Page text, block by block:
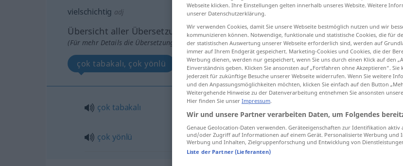
vielschichtig adj
Übersicht aller Übersetzungen
(Für mehr Details die Übersetzung anklicken/antippen)
çok tabakalı, çok yönlü
çok tabakalı
çok yönlü vielschichtig FIG
Webseite klicken. Ihre Einstellungen gelten innerhalb unseres Website. Weitere
unserer Datenschutzerklärung.
Wir verwenden Cookies, damit Sie unsere Webseite bestmöglich nutzen und wir
kommunizieren können. Notwendige, funktionale und statistische Cookies, die für
der statistischen Auswertung unserer Webseite erforderlich sind, werden auf
immer auf Ihrem Endgerät gespeichert. Marketing-Cookies und Cookies, die der
Werbung dienen, werden nur gespeichert, wenn Sie uns durch einen Klick auf den
Einverständnis geben. Klicken Sie ansonsten auf „Fortfahren ohne Akzeptieren“.
jederzeit für zukünftige Besuche unserer Webseite widerrufen. Wenn Sie weitere
und den Anpassungsmöglichkeiten möchten, klicken Sie einfach auf den Button
Weitergehende Hinweise zu der Datenverarbeitung entnehmen Sie ansonsten
Hier finden Sie unser Impressum.
Wir und unsere Partner verarbeiten Daten, um Folgendes
Genaue Geolocation-Daten verwenden. Geräteeigenschaften zur Identifikation aktiv
und/oder Zugriff auf Informationen auf einem Gerät. Personalisierte Werbung und
Werbung und Inhalten, Zielgruppenforschung und Entwicklung von
Liste der Partner (Lieferanten)